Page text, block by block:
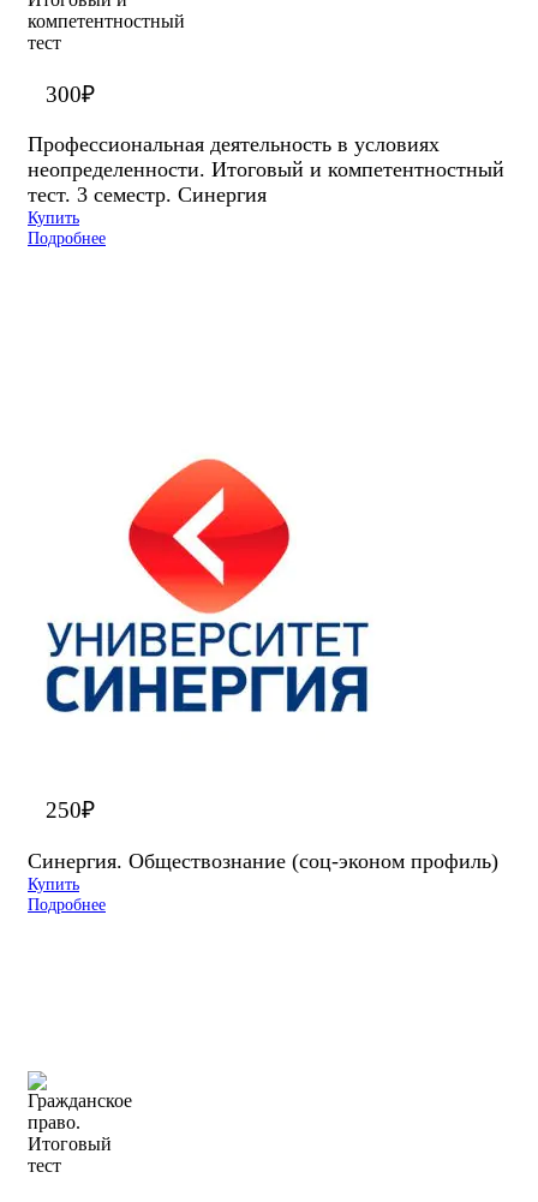
300₽
Профессиональная деятельность в условиях
неопределенности. Итоговый и компетентностный
тест. 3 семестр. Синергия
Купить
Подробнее
250₽
Синергия. Обществознание (соц-эконом профиль)
Купить
Подробнее